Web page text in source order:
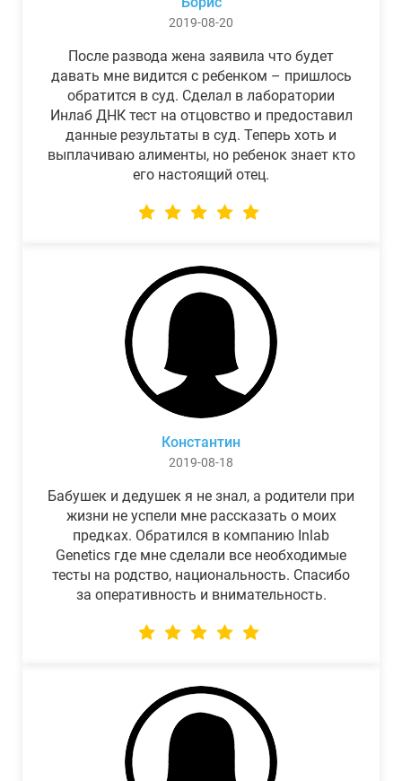
2019-08-20
После развода жена заявила что будет
давать мне видится с ребенком – пришлось
обратится в суд. Сделал в лаборатории
Инлаб ДНК тест на отцовство и предоставил
данные результаты в суд. Теперь хоть и
выплачиваю алименты, но ребенок знает кто
его настоящий отец.
Константин
2019-08-18
Бабушек и дедушек я не знал, а родители при
жизни не успели мне рассказать о моих
предках. Обратился в компанию Inlab
Genetics где мне сделали все необходимые
тесты на родство, национальность. Спасибо
за оперативность и внимательность.